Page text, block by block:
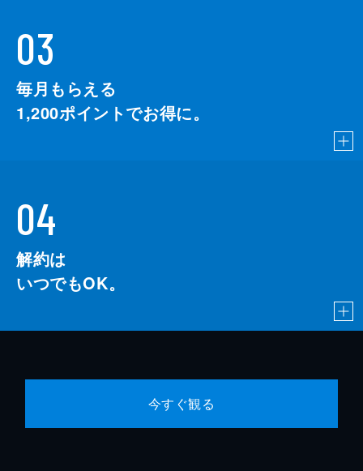
03
毎月もらえる
1,200ポイントでお得に。
04
解約は
いつでもOK。
今すぐ観る